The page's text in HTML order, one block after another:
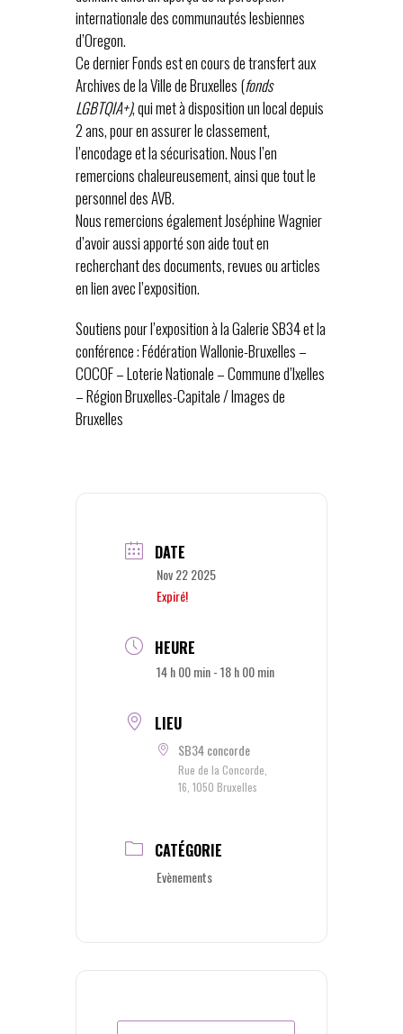
internationale des communautés lesbiennes
d’Oregon.
Ce dernier Fonds est en cours de transfert aux
Archives de la Ville de Bruxelles (fonds
LGBTQIA+), qui met à disposition un local depuis
2 ans, pour en assurer le classement,
l’encodage et la sécurisation. Nous l’en
remercions chaleureusement, ainsi que tout le
personnel des AVB.
Nous remercions également Joséphine Wagnier
d’avoir aussi apporté son aide tout en
recherchant des documents, revues ou articles
en lien avec l’exposition.
Soutiens pour l’exposition à la Galerie SB34 et la
conférence : Fédération Wallonie-Bruxelles –
COCOF – Loterie Nationale – Commune d’Ixelles
– Région Bruxelles-Capitale / Images de
Bruxelles
DATE
Nov 22 2025
Expiré!
HEURE
14 h 00 min - 18 h 00 min
LIEU
SB34 concorde
Rue de la Concorde,
16, 1050 Bruxelles
CATÉGORIE
Evènements